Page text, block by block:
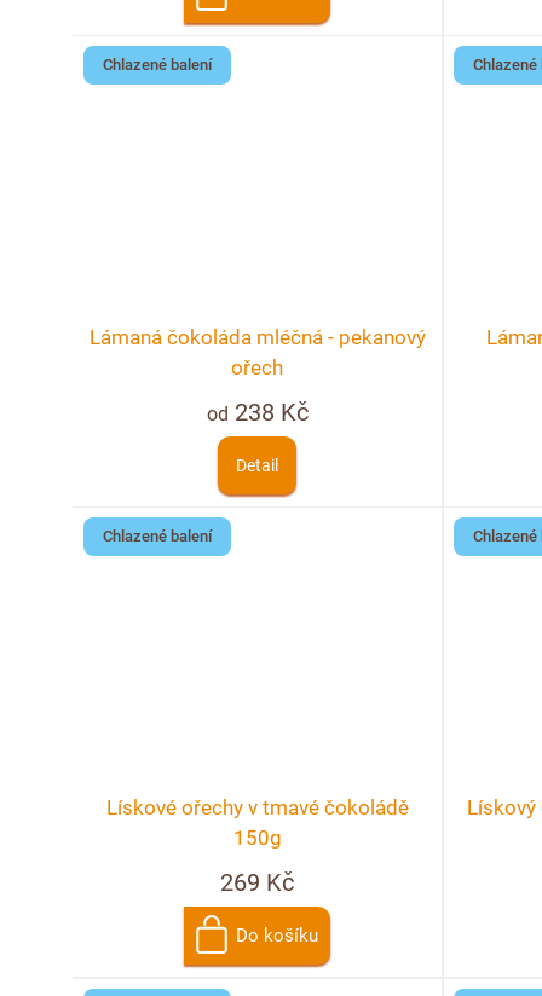
Chlazené balení
Lámaná čokoláda mléčná - pekanový
ořech
od 238 Kč
Detail
Chlazené
Chlazené balení
Lískové ořechy v tmavé čokoládě
150g
269 Kč
Do košíku
Chlazené
Lískový